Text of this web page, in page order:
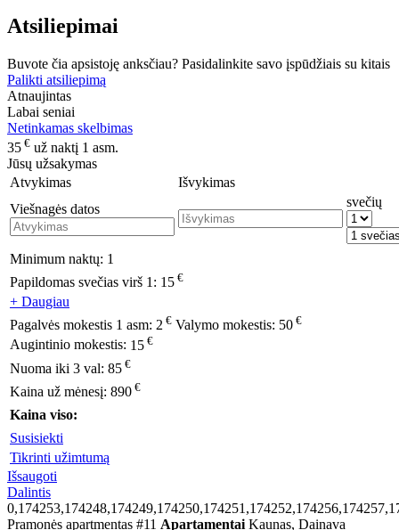
Atsiliepimai
Buvote čia apsistoję anksčiau? Pasidalinkite savo įspūdžiais su kitais
Palikti atsiliepimą
Atnaujintas
Labai seniai
Netinkamas skelbimas
35 € už naktį 1 asm.
Jūsų užsakymas
Atvykimas
Išvykimas
Viešnagės datos
svečių
Minimum naktų: 1
Papildomas svečias virš 1: 15 €
+ Daugiau
Pagalvės mokestis 1 asm: 2 € Valymo mokestis: 50 €
Augintinio mokestis: 15 €
Nuoma iki 3 val: 85 €
Kaina už mėnesį: 890 €
Kaina viso:
Susisiekti
Tikrinti užimtumą
Išsaugoti
Dalintis
Pramonės apartmentas #11 Apartamentai Kaunas, Dainava